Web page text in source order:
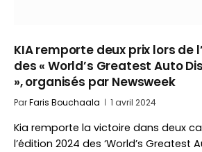
KIA remporte deux prix lors de
des « World’s Greatest Auto
», organisés par Newsweek
ParFaris Bouchaala 1 avril 2024
Kia remporte la victoire dans deux
l’édition 2024 des ‘World’s Greatest